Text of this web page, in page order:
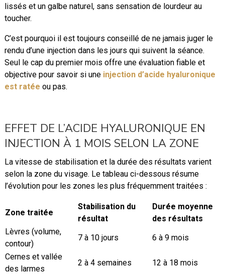
lissés et un galbe naturel, sans sensation de lourdeur au
toucher.
C’est pourquoi il est toujours conseillé de ne jamais juger le
rendu d’une injection dans les jours qui suivent la séance.
Seul le cap du premier mois offre une évaluation fiable et
objective pour savoir si une injection d’acide hyaluronique
est ratée ou pas.
EFFET DE L’ACIDE HYALURONIQUE EN
INJECTION À 1 MOIS SELON LA ZONE
La vitesse de stabilisation et la durée des résultats varient
selon la zone du visage. Le tableau ci-dessous résume
l’évolution pour les zones les plus fréquemment traitées :
Zone traitée
Stabilisation du
résultat
Durée moyenne
des résultats
Lèvres (volume,
contour)
7 à 10 jours
6 à 9 mois
Cernes et vallée
des larmes
2 à 4 semaines
12 à 18 mois